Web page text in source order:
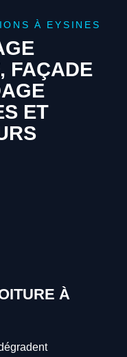
À EYSINES
FAÇADE
ET
À